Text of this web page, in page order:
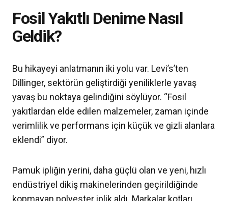
Fosil Yakıtlı Denime Nasıl
Geldik?
Bu hikayeyi anlatmanın iki yolu var. Levi’s’ten
Dillinger, sektörün geliştirdiği yeniliklerle yavaş
yavaş bu noktaya gelindiğini söylüyor. “Fosil
yakıtlardan elde edilen malzemeler, zaman içinde
verimlilik ve performans için küçük ve gizli alanlara
eklendi” diyor.
Pamuk ipliğin yerini, daha güçlü olan ve yeni, hızlı
endüstriyel dikiş makinelerinden geçirildiğinde
kopmayan polyester iplik aldı. Markalar kotları